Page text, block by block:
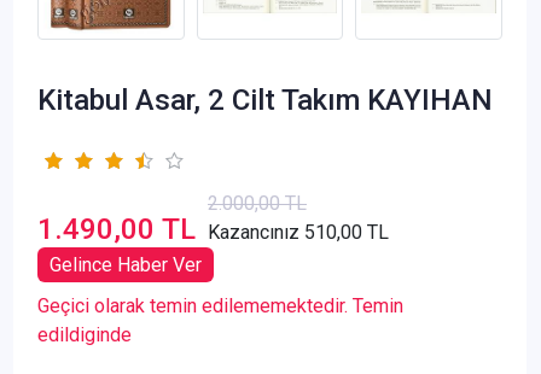
Kitabul Asar, 2 Cilt Takım KAYIHAN
1.490,00 TL
2.000,00 TL
Kazancınız 510,00 TL
Gelince Haber Ver
Geçici olarak temin edilememektedir. Temin
edildiginde